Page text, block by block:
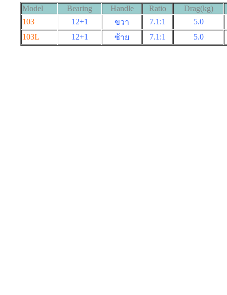
Model Bearing Handle Ratio
Drag(kg)
103
12+1 ขวา 7.1:1
5.0
103L
12+1 ซ้าย 7.1:1 5.0